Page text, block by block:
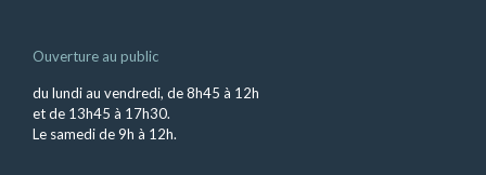
Ouverture au public
du lundi au vendredi, de 8h45 à 12h
et de 13h45 à 17h30.
Le samedi de 9h à 12h.